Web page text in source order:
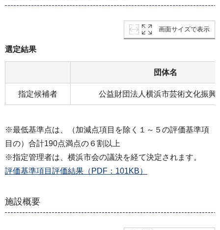
画面サイズで表示
選定結果
団体名
指定候補者 公益財団法人横浜市芸術文化振興
※最低基準点は、（加減点項目を除く１～５の評価基準項
目の）合計190点満点の６割以上
※指定管理者は、横浜市会の議決を経て決定されます。
評価基準項目評価結果（PDF：101KB）
施設概要